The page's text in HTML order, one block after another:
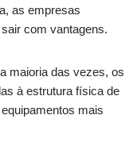
as empresas
com vantagens.
maioria das vezes, os
à estrutura física de
mais